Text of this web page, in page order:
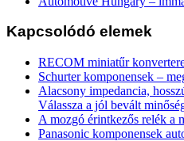
Kapcsolódó elemek
RECOM miniatűr
Schurter komponensek –
Alacsony impedancia,
Válassza a jól bevált
A mozgó érintkezős relék a
Panasonic komponensek